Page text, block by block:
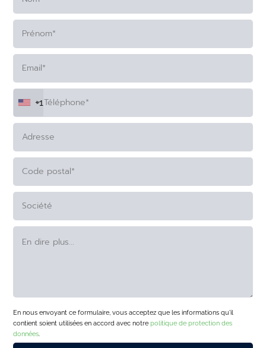
+1
En nous envoyant ce formulaire, vous acceptez que les informations qu'il
contient soient utilisées en accord avec notrepolitique de protection des
données.
ALTERNATIVE: